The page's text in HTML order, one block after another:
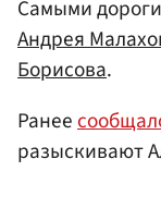
Самыми
Андрея
Борисова.
Ранее
разыскивают